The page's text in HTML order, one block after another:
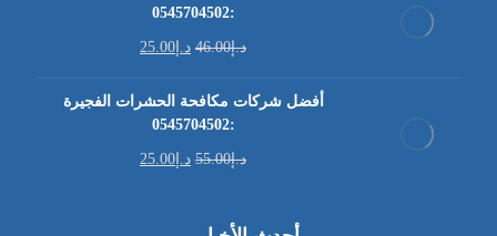
:0545704502
د.إ46.00 د.إ 25.00
أفضل شركات مكافحة الحشرات الفجيرة
:0545704502
د.إ55.00 د.إ 25.00